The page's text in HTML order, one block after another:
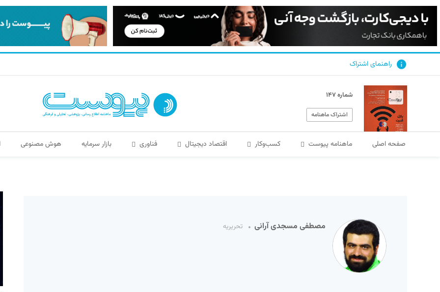
راهنمای اشتراک
شماره ۱۴۷
اشتراک ماهنامه
صفحه اصلی ماهنامه پیوست کسب‌و‌کار اقتصاد دیجیتال فناوری بازار سرمایه هوش مصنوعی
مصطفی مسجدی آرانی تحریریه